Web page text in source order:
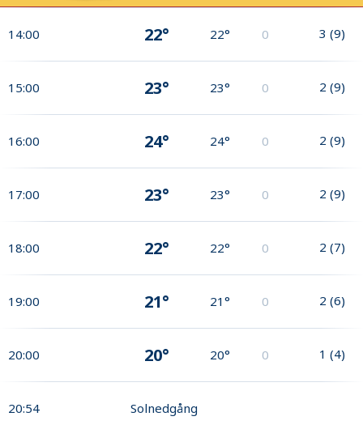
14:00 22° 22° 0 3 (9)
15:00 23° 23° 0 2 (9)
16:00 24° 24° 0 2 (9)
17:00 23° 23° 0 2 (9)
18:00 22° 22° 0 2 (7)
19:00 21° 21° 0 2 (6)
20:00 20° 20° 0 1 (4)
20:54 Solnedgång